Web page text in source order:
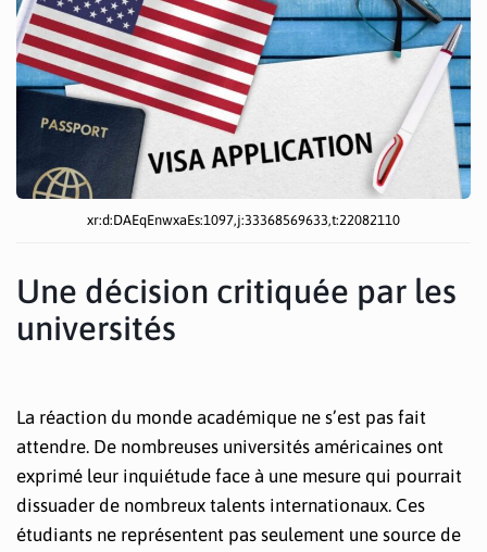
xr:d:DAEqEnwxaEs:1097,j:33368569633,t:22082110
Une décision critiquée par les
universités
La réaction du monde académique ne s’est pas fait
attendre. De nombreuses universités américaines ont
exprimé leur inquiétude face à une mesure qui pourrait
dissuader de nombreux talents internationaux. Ces
étudiants ne représentent pas seulement une source de